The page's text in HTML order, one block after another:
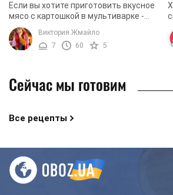
Если вы хотите приготовить вкусное
мясо с картошкой в ​​мультиварке -
этот рецепт для вас. Мы готовим
тушеную свинину с картофелем.
Блюдо абсолютно ...
Виктория Жмайло
7
60 5
Сейчас мы готовим
Все рецепты